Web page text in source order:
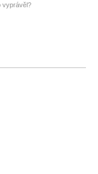
vyprávěl?